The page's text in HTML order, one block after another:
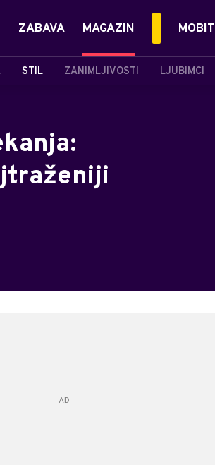
ZABAVA MAGAZIN
STIL ZANIMLJIVOSTI LJUBIMCI
MOBIT